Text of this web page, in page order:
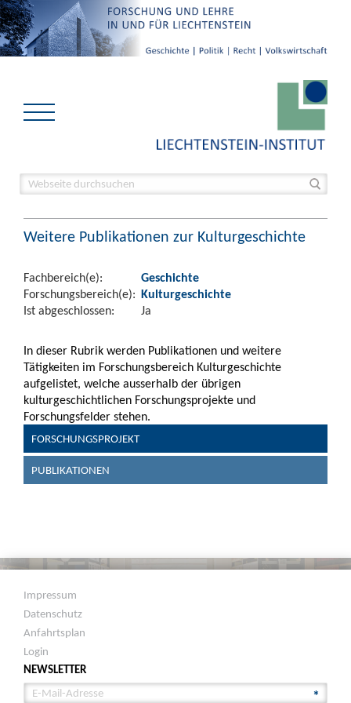
Weitere Publikationen zur Kulturgeschichte
Fachbereich(e):
Geschichte
Forschungsbereich(e): Kulturgeschichte
Ist abgeschlossen:
Ja
In dieser Rubrik werden Publikationen und weitere
Tätigkeiten im Forschungsbereich Kulturgeschichte
aufgelistet, welche ausserhalb der übrigen
kulturgeschichtlichen Forschungsprojekte und
Forschungsfelder stehen.
FORSCHUNGSPROJEKT
PUBLIKATIONEN
Impressum
Datenschutz
Anfahrtsplan
Login
NEWSLETTER